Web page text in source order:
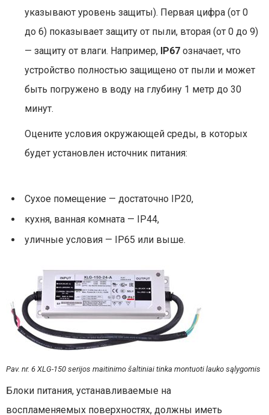
указывают уровень защиты). Первая цифра (от 0
до 6) показывает защиту от пыли, вторая (от 0 до 9)
— защиту от влаги. Например, IP67 означает, что
устройство полностью защищено от пыли и может
быть погружено в воду на глубину 1 метр до 30
минут.
Оцените условия окружающей среды, в которых
будет установлен источник питания:
Сухое помещение — достаточно IP20,
кухня, ванная комната — IP44,
уличные условия — IP65 или выше.
Pav. nr. 6 XLG-150 serijos maitinimo šaltiniai tinka montuoti lauko sąlygomis
Блоки питания, устанавливаемые на
воспламеняемых поверхностях, должны иметь